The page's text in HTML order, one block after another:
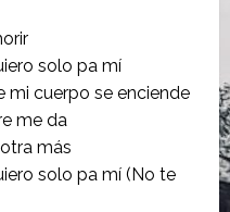
solo pa mí
mi cuerpo se enciende
me da
más
solo pa mí (No te